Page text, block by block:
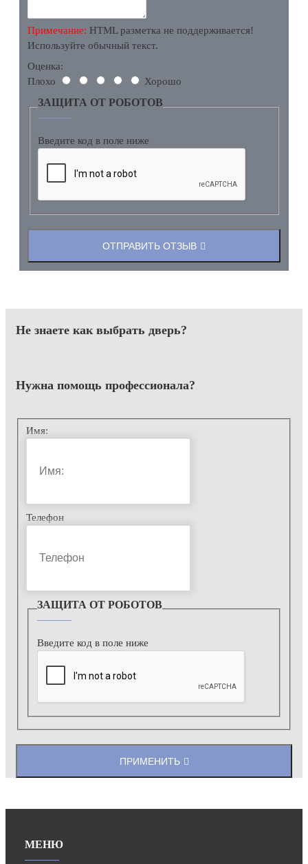
Примечание: HTML разметка не поддерживается!
Используйте обычный текст.
Оценка:
Плохо
Хорошо
ЗАЩИТА ОТ РОБОТОВ
Введите код в поле ниже
ОТПРАВИТЬ ОТЗЫВ
Не знаете как выбрать дверь?
Нужна помощь профессионала?
Имя:
Телефон
ЗАЩИТА ОТ РОБОТОВ
Введите код в поле ниже
ПРИМЕНИТЬ
МЕНЮ